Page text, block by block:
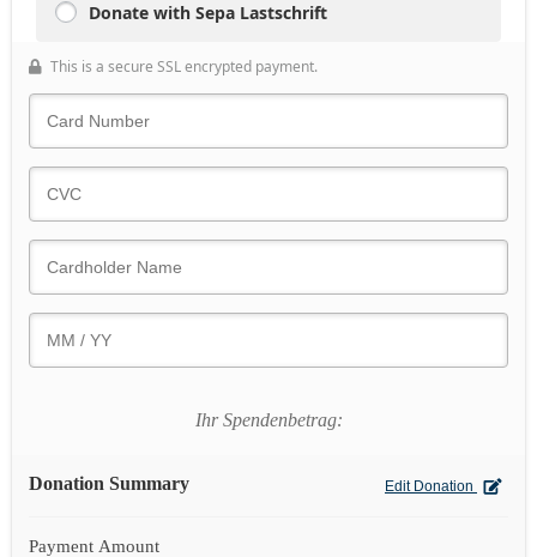
Donate with Sepa Lastschrift
This is a secure SSL encrypted payment.
Ihr Spendenbetrag:
Donation Summary Edit Donation
Payment Amount